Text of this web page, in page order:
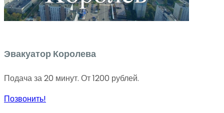
Эвакуатор Королева
Подача за 20 минут. От 1200 рублей.
Позвонить!